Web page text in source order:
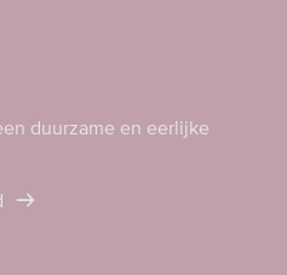
duurzame en eerlijke